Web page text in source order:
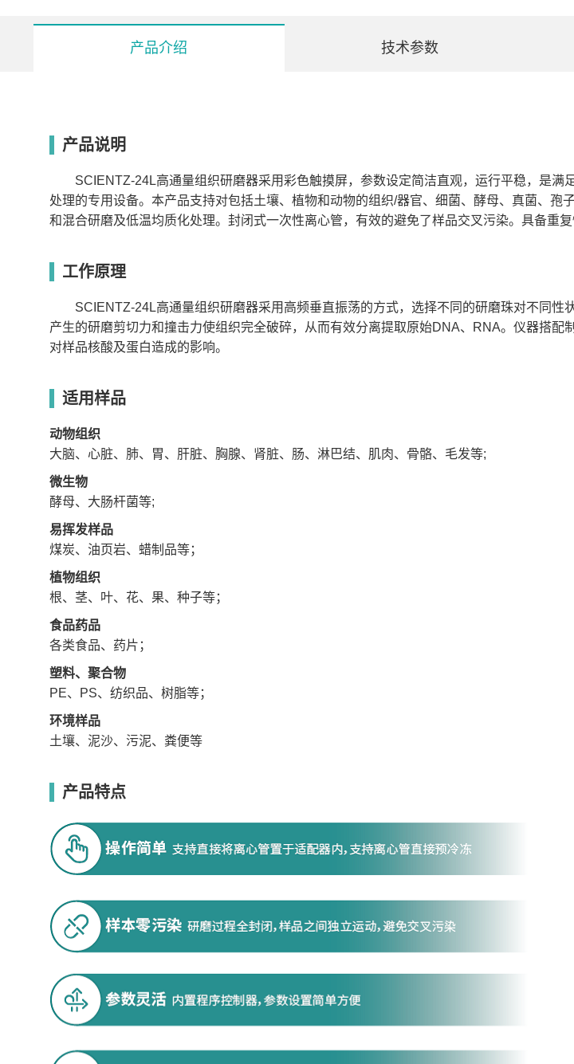
产品介绍 技术参数
产品说明
SCIENTZ-24L高通量组织研磨器采用彩色触摸屏，参数设定简洁直观，运行平稳，是满
处理的专用设备。本产品支持对包括土壤、植物和动物的组织/器官、细菌、酵母、真菌、
和混合研磨及低温均质化处理。封闭式一次性离心管，有效的避免了样品交叉污染。具备重
工作原理
SCIENTZ-24L高通量组织研磨器采用高频垂直振荡的方式，选择不同的研磨珠对不同性
产生的研磨剪切力和撞击力使组织完全破碎，从而有效分离提取原始DNA、RNA。仪器搭
对样品核酸及蛋白造成的影响。
适用样品
动物组织
大脑、心脏、肺、胃、肝脏、胸腺、肾脏、肠、淋巴结、肌肉、骨骼、毛发等;
微生物
酵母、大肠杆菌等;
易挥发样品
煤炭、油页岩、蜡制品等；
植物组织
根、茎、叶、花、果、种子等；
食品药品
各类食品、药片；
塑料、聚合物
PE、PS、纺织品、树脂等；
环境样品
土壤、泥沙、污泥、粪便等
产品特点
电源
时间设定
1-9999S
转速/频率设定
600-2100转/分(20-70HZ)
数据储存
可存储16组数据 可存储48组数据
夹具行程
34mm(垂直)
标配φ3mm不锈钢钢球(1000颗)与φ6mm不锈钢钢球(1000颗)
显示方式
7英寸TFT触摸
程序控制
可设置间歇、停止、总运行时间。仪器可存储研磨参数，快速调取
保护
制冷温度范围
加速
减速
冷冻高通量组织研磨器SCIENTZ-48L